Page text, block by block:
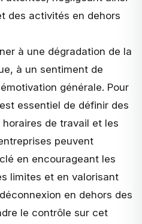
des activités en dehors
à une dégradation de la
à un sentiment de
générale. Pour
essentiel de définir des
horaires de travail et les
peuvent
en encourageant les
limites et en valorisant
en dehors des
le contrôle sur cet